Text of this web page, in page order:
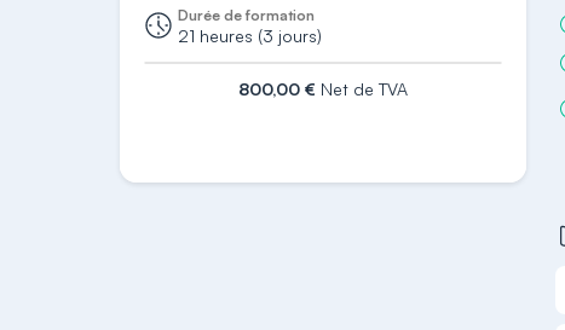
Durée de formation
21 heures (3 jours)
800,00 € Net de TVA